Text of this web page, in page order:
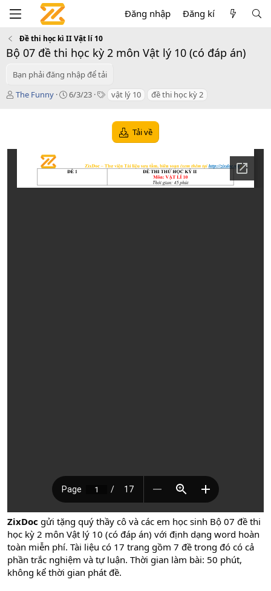
Đăng nhập Đăng kí
Đề thi học kì II Vật lí 10
Bộ 07 đề thi học kỳ 2 môn Vật lý 10 (có đáp án)
Bạn phải đăng nhập để tải
T
ả
The Funny
C
n
6/3/23
T vật lý 10 đề thi học kỳ 2
Tải về
ZixDoc gửi tặng quý thầy cô và các em học sinh Bộ 07 đề thi
học kỳ 2 môn Vật lý 10 (có đáp án) với định dạng word hoàn
toàn miễn phí. Tài liệu có 17 trang gồm 7 đề trong đó có cả
phần trắc nghiệm và tự luận. Thời gian làm bài: 50 phút,
không kể thời gian phát đề.